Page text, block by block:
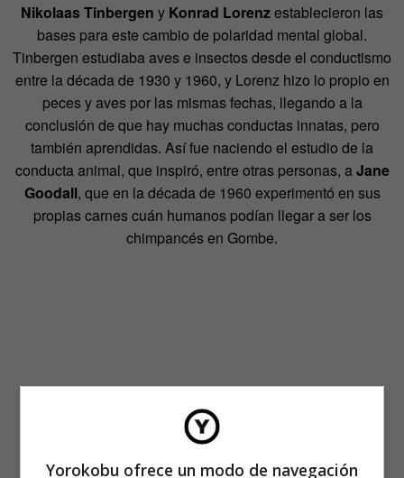
Nikolaas Tinbergen y Konrad Lorenzestablecieron las
bases para este cambio de polaridad mental global.
Tinbergen estudiaba aves e insectos desde el conductismo
entre la década de 1930 y 1960, y Lorenz hizo lo propio en
peces y aves por las mismas fechas, llegando a la
conclusión de que hay muchas conductas innatas, pero
también aprendidas. Así fue naciendo el estudio de la
conducta animal, que inspiró, entre otras personas, aJane
Goodall, que en la década de 1960 experimentó en sus
propias carnes cuán humanos podían llegar a ser los
chimpancés en Gombe.
Yorokobu ofrece un modo de navegación